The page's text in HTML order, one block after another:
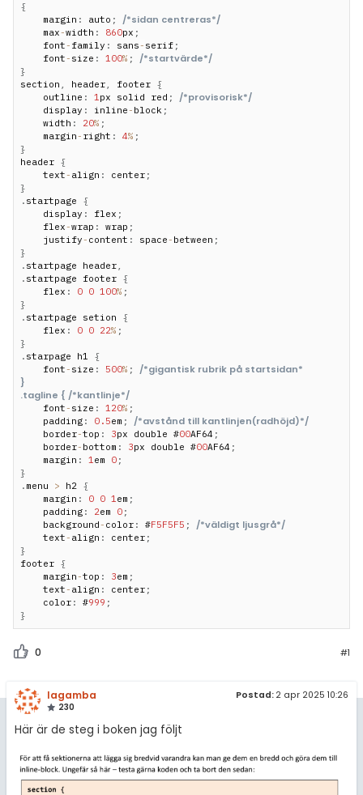
{
    margin
: auto ; /*sidan centreras*/
    max
-width : 860px ;
    font
- family : sans- serif ;
    font
- size : 100% ; /*startvärde*/
}
section , header, footer {
    outline
: 1px solid red ; /*provisorisk*/
    display
: inline- block ;
    width
: 20% ;
    margin
- right : 4% ;
}
header {
    text
- align : center ;
}
. startpage {
    display
: flex ;
    flex
-wrap : wrap ;
    justify
- content : space- between ;
}
. startpage header,
. startpage footer {
    flex
: 0 0 100% ;
}
. startpage setion {
    flex
: 0 0 22% ;
}
. starpage h1 {
    font
- size : 500% ;
/*gigantisk rubrik på startsidan*
}
.tagline { /*kantlinje*/
    font
- size : 120% ;
    padding
: 0.5em ; /*avstånd till kantlinjen(radhöjd)*/
    border
-top : 3px double #00AF64 ;
    border
- bottom : 3px double #00AF64 ;
    margin
: 1em 0 ;
}
. menu > h2 {
    margin
: 0 0 1em ;
    padding
: 2em 0 ;
    background
- color : #F5F5F5 ; /*väldigt ljusgrå*/
    text
- align : center ;
}
footer {
    margin
-top : 3em ;
    text
- align : center ;
    color
: #999 ;
}
0 #1
lagamba
230
Postad: 2 apr 2025 10:26
Här är de steg i boken jag följt
6 inloggade
Om Pluggakuten
Allmänna villkor